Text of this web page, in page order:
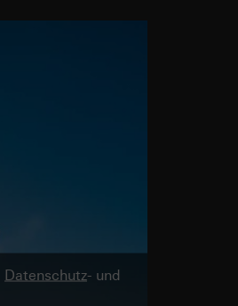
Datenschutz- und